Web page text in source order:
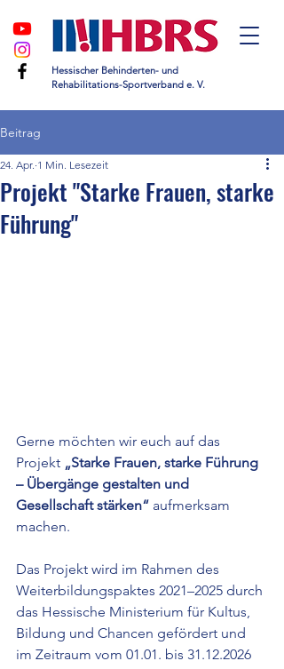
Hessischer Behinderten- und
Rehabilitations-Sportverband e. V.
Beitrag
Projekt "Starke Frauen, starke
Führung"
24. Apr. 1 Min. Lesezeit
Gerne möchten wir euch auf das
Projekt „Starke Frauen, starke Führung
– Übergänge gestalten und
Gesellschaft stärken“ aufmerksam
machen.
Das Projekt wird im Rahmen des
Weiterbildungspaktes 2021–2025 durch
das Hessische Ministerium für Kultus,
Bildung und Chancen gefördert und
im Zeitraum vom 01.01. bis 31.12.2026